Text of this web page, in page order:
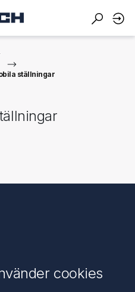
ställningar
cookies